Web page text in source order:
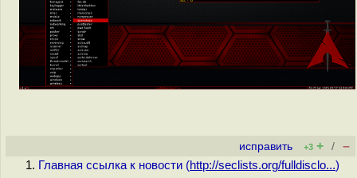
исправить +3 + / –
Главная ссылка к новости (http://seclists.org/fulldisclo...)